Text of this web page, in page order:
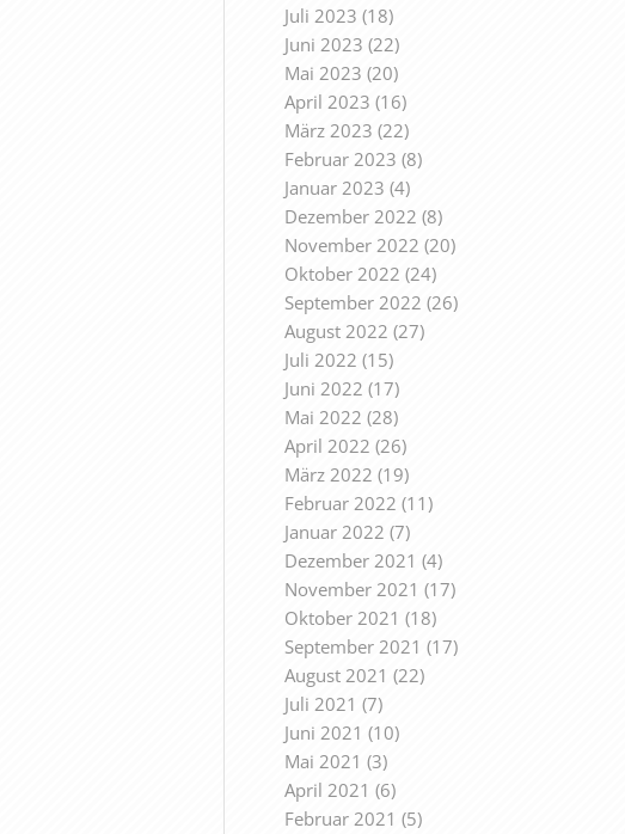
Juli 2023 (18)
Juni 2023 (22)
Mai 2023 (20)
April 2023 (16)
März 2023 (22)
Februar 2023 (8)
Januar 2023 (4)
Dezember 2022 (8)
November 2022 (20)
Oktober 2022 (24)
September 2022 (26)
August 2022 (27)
Juli 2022 (15)
Juni 2022 (17)
Mai 2022 (28)
April 2022 (26)
März 2022 (19)
Februar 2022 (11)
Januar 2022 (7)
Dezember 2021 (4)
November 2021 (17)
Oktober 2021 (18)
September 2021 (17)
August 2021 (22)
Juli 2021 (7)
Juni 2021 (10)
Mai 2021 (3)
April 2021 (6)
Februar 2021 (5)